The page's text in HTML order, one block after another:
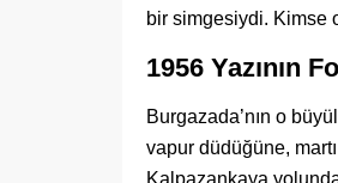
bir simgesiydi. Kimse
1956 Yazının
Burgazada’nın o
vapur düdüğüne,